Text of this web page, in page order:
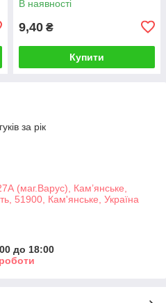
В наявності
9,40 ₴
Купити
за рік
(маг.Варус), Кам’янське,
51900, Кам'янське, Україна
до 18:00